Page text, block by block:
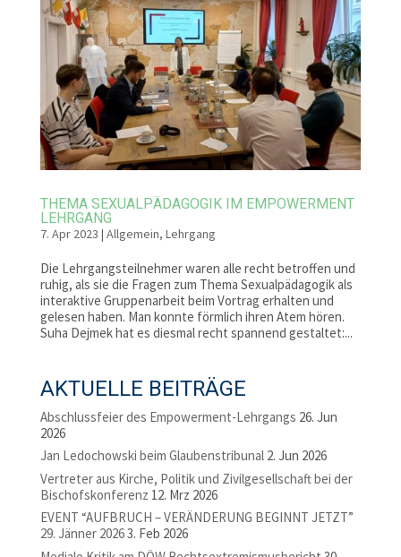
THEMA SEXUALPÄDAGOGIK IM EMPOWERMENT
LEHRGANG
7. Apr 2023 | Allgemein, Lehrgang
Die Lehrgangsteilnehmer waren alle recht betroffen und
ruhig, als sie die Fragen zum Thema Sexualpädagogik als
interaktive Gruppenarbeit beim Vortrag erhalten und
gelesen haben. Man konnte förmlich ihren Atem hören.
Suha Dejmek hat es diesmal recht spannend gestaltet:...
AKTUELLE BEITRÄGE
Abschlussfeier des Empowerment-Lehrgangs 26. Jun
2026
Jan Ledochowski beim Glaubenstribunal 2. Jun 2026
Vertreter aus Kirche, Politik und Zivilgesellschaft bei der
Bischofskonferenz 12. Mrz 2026
EVENT “AUFBRUCH – VERÄNDERUNG BEGINNT JETZT”
29. Jänner 20263. Feb 2026